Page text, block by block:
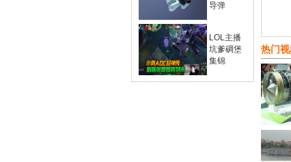
导弹
LOL主播
坑爹碉堡
集锦
热门